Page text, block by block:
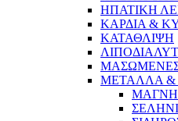
ΗΠΑΤΙΚΗ
ΚΑΡΔΙΑ &
ΚΑΤΑΘΛΙΨΗ
ΜΕΤΑΛΛΑ &